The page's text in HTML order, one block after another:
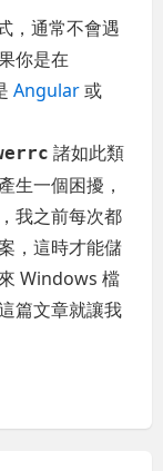
，通常不會遇
你是在
Angular或
諸如此類
生一個困擾，
我之前每次都
，這時才能儲
Windows 檔
篇文章就讓我